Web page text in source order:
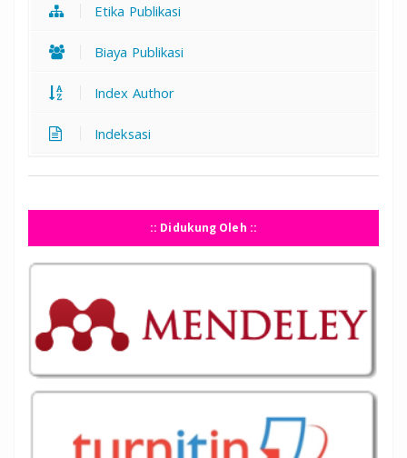
Etika Publikasi
Biaya Publikasi
Index Author
Indeksasi
:: Didukung Oleh ::